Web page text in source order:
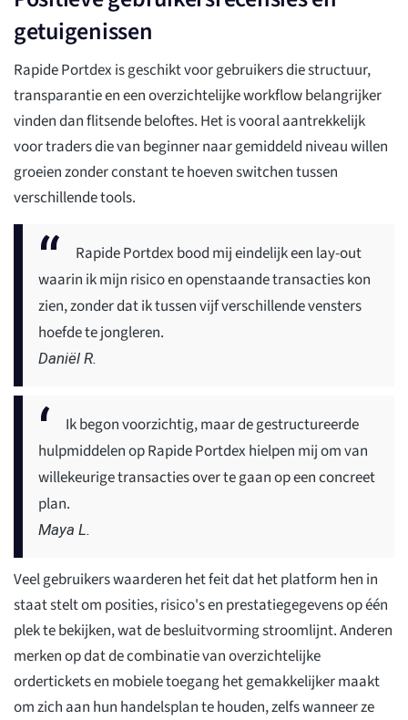
getuigenissen
Rapide Portdex is geschikt voor gebruikers die structuur,
transparantie en een overzichtelijke workflow belangrijker
vinden dan flitsende beloftes. Het is vooral aantrekkelijk
voor traders die van beginner naar gemiddeld niveau willen
groeien zonder constant te hoeven switchen tussen
verschillende tools.
Rapide Portdex bood mij eindelijk een lay-out
waarin ik mijn risico en openstaande transacties kon
zien, zonder dat ik tussen vijf verschillende vensters
hoefde te jongleren.
Daniël R.
Ik begon voorzichtig, maar de gestructureerde
hulpmiddelen op Rapide Portdex hielpen mij om van
willekeurige transacties over te gaan op een concreet
plan.
Maya L.
Veel gebruikers waarderen het feit dat het platform hen in
staat stelt om posities, risico's en prestatiegegevens op één
plek te bekijken, wat de besluitvorming stroomlijnt. Anderen
merken op dat de combinatie van overzichtelijke
ordertickets en mobiele toegang het gemakkelijker maakt
om zich aan hun handelsplan te houden, zelfs wanneer ze